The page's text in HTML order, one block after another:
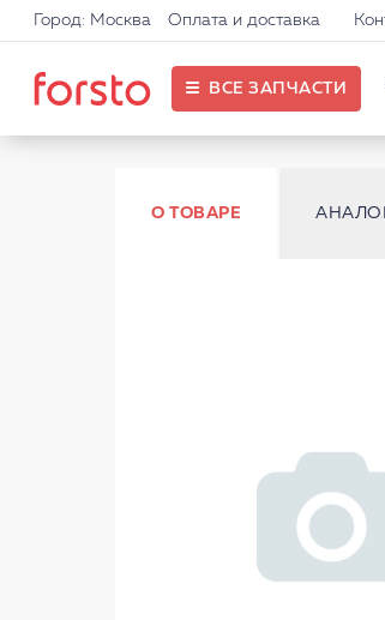
Город: Москва Оплата и доставка
ВСЕ ЗАПЧАСТИ
О ТОВАРЕ